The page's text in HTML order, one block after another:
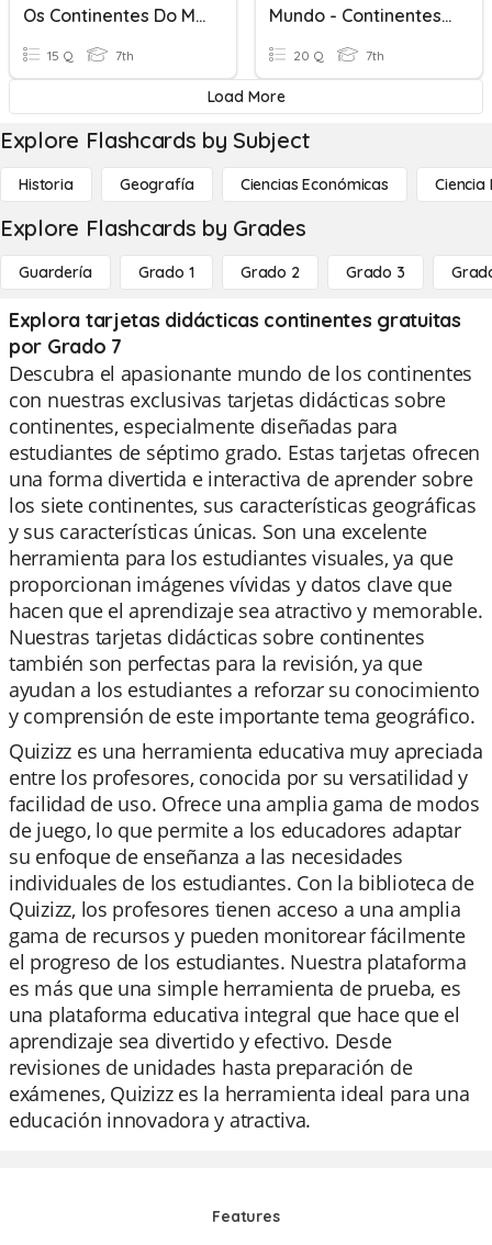
Os Continentes Do Mundo
15 Q 7th
Mundo - Continentes E Oceanos
20 Q 7th
Load More
Explore Flashcards by Subject
Historia Geografía Ciencias Económicas Ciencia
Explore Flashcards by Grades
Guardería Grado 1 Grado 2 Grado 3
Explora tarjetas didácticas continentes gratuitas
por Grado 7
Descubra el apasionante mundo de los continentes
con nuestras exclusivas tarjetas didácticas sobre
continentes, especialmente diseñadas para
estudiantes de séptimo grado. Estas tarjetas ofrecen
una forma divertida e interactiva de aprender sobre
los siete continentes, sus características geográficas
y sus características únicas. Son una excelente
herramienta para los estudiantes visuales, ya que
proporcionan imágenes vívidas y datos clave que
hacen que el aprendizaje sea atractivo y memorable.
Nuestras tarjetas didácticas sobre continentes
también son perfectas para la revisión, ya que
ayudan a los estudiantes a reforzar su conocimiento
y comprensión de este importante tema geográfico.
Quizizz es una herramienta educativa muy apreciada
entre los profesores, conocida por su versatilidad y
facilidad de uso. Ofrece una amplia gama de modos
de juego, lo que permite a los educadores adaptar
su enfoque de enseñanza a las necesidades
individuales de los estudiantes. Con la biblioteca de
Quizizz, los profesores tienen acceso a una amplia
gama de recursos y pueden monitorear fácilmente
el progreso de los estudiantes. Nuestra plataforma
es más que una simple herramienta de prueba, es
una plataforma educativa integral que hace que el
aprendizaje sea divertido y efectivo. Desde
revisiones de unidades hasta preparación de
exámenes, Quizizz es la herramienta ideal para una
educación innovadora y atractiva.
Features